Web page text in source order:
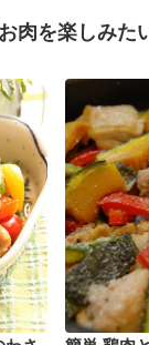
肉を楽しみた